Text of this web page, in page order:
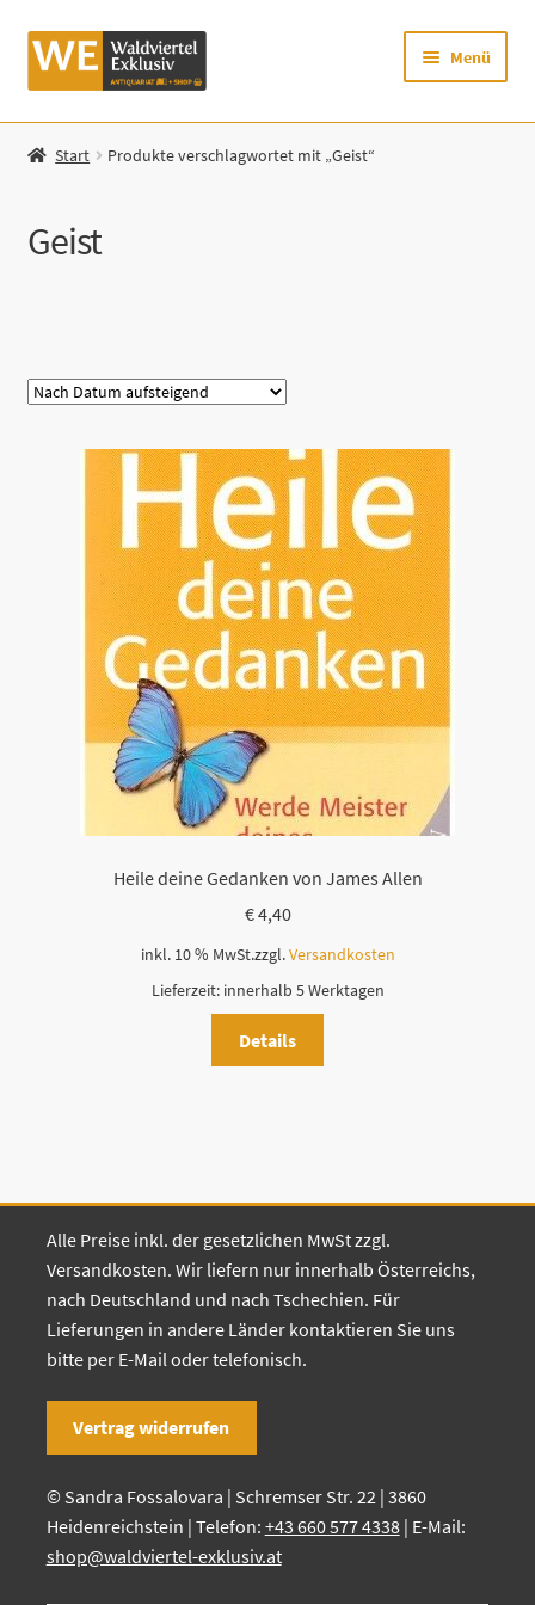
Zur
Navigation
Zum
Inhalt
Menü
Startseite
Mein Konto
Zur Waldviertel Exklusiv-Website
Start Produkte verschlagwortet mit „Geist“
Geist
Heile deine Gedanken von James Allen
€4,40
inkl. 10 % MwSt.zzgl.Versandkosten
Lieferzeit: innerhalb 5 Werktagen
Details
Alle Preise inkl. der gesetzlichen MwSt zzgl.
Versandkosten. Wir liefern nur innerhalb Österreichs,
nach Deutschland und nach Tschechien. Für
Lieferungen in andere Länder kontaktieren Sie uns
bitte per E-Mail oder telefonisch.
Vertrag widerrufen
© Sandra Fossalovara | Schremser Str. 22 | 3860
Heidenreichstein | Telefon: +43 660 577 4338| E-Mail:
shop@waldviertel-exklusiv.at